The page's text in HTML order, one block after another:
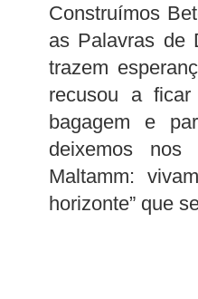
Construímos
as Palavras de
trazem
recusou a
bagagem e
deixemos nos
Maltamm:
horizonte” que